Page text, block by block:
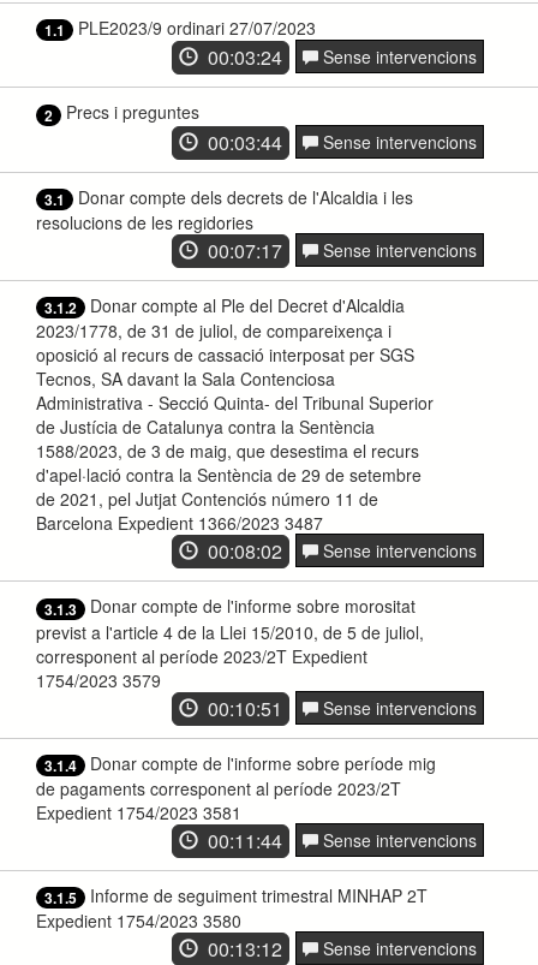
1.1 PLE2023/9 ordinari 27/07/2023
00:03:24 Sense intervencions
2 Precs i preguntes
00:03:44 Sense intervencions
3.1
Donar compte dels decrets de l'Alcaldia i les
resolucions de les regidories
00:07:17 Sense intervencions
3.1.2
Donar compte al Ple del Decret d'Alcaldia
2023/1778, de 31 de juliol, de compareixença i
oposició al recurs de cassació interposat per SGS
Tecnos, SA davant la Sala Contenciosa
Administrativa - Secció Quinta- del Tribunal Superior
de Justícia de Catalunya contra la Sentència
1588/2023, de 3 de maig, que desestima el recurs
d'apel·lació contra la Sentència de 29 de setembre
de 2021, pel Jutjat Contenciós número 11 de
Barcelona Expedient 1366/2023 3487
00:08:02 Sense intervencions
3.1.3
Donar compte de l'informe sobre morositat
previst a l'article 4 de la Llei 15/2010, de 5 de juliol,
corresponent al període 2023/2T Expedient
1754/2023 3579
00:10:51 Sense intervencions
3.1.4
Donar compte de l'informe sobre període mig
de pagaments corresponent al període 2023/2T
Expedient 1754/2023 3581
00:11:44 Sense intervencions
3.1.5
Informe de seguiment trimestral MINHAP 2T
Expedient 1754/2023 3580
00:13:12 Sense intervencions